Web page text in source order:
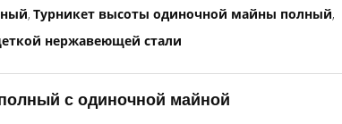
отказом:
, Турникет высоты одиночной майны полный,
нержавеющей стали
с одиночной майной